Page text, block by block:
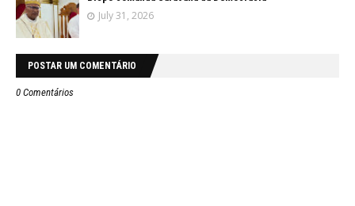
July 31, 2026
POSTAR UM COMENTÁRIO
0 Comentários